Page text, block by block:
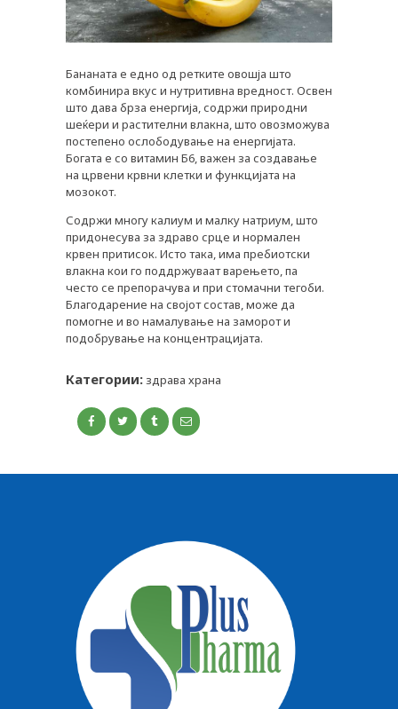
PLUSPHARMA
АПТЕКИ
ПРЕПОРАКИ
СОВЕТИ
СПИСАНИЕ
КАРИЕРА
КОНТАКТ
Бананата е едно од ретките овошја што
комбинира вкус и нутритивна вредност. Освен
што дава брза енергија, содржи природни
шеќери и растителни влакна, што овозможува
постепено ослободување на енергијата.
Богата е со витамин Б6, важен за создавање
на црвени крвни клетки и функцијата на
мозокот.
Содржи многу калиум и малку натриум, што
придонесува за здраво срце и нормален
крвен притисок. Исто така, има пребиотски
влакна кои го поддржуваат варењето, па
често се препорачува и при стомачни тегоби.
Благодарение на својот состав, може да
помогне и во намалување на заморот и
подобрување на концентрацијата.
Категории:здрава храна